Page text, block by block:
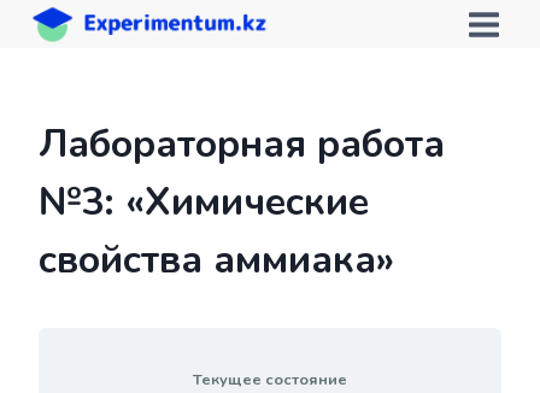
Перейти
Лабораторная работа
№3: «Химические
свойства аммиака»
Текущее состояние